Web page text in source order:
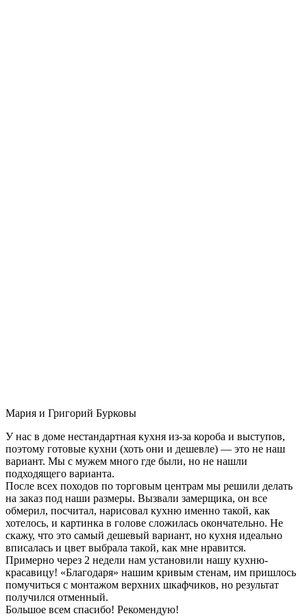
Мария и Григорий Бурковы
У нас в доме нестандартная кухня из-за короба и выступов,
поэтому готовые кухни (хоть они и дешевле) — это не наш
вариант. Мы с мужем много где были, но не нашли
подходящего варианта.
После всех походов по торговым центрам мы решили делать
на заказ под наши размеры. Вызвали замерщика, он все
обмерил, посчитал, нарисовал кухню именно такой, как
хотелось, и картинка в голове сложилась окончательно. Не
скажу, что это самый дешевый вариант, но кухня идеально
вписалась и цвет выбрала такой, как мне нравится.
Примерно через 2 недели нам установили нашу кухню-
красавицу! «Благодаря» нашим кривым стенам, им пришлось
помучиться с монтажом верхних шкафчиков, но результат
получился отменный.
Большое всем спасибо! Рекомендую!